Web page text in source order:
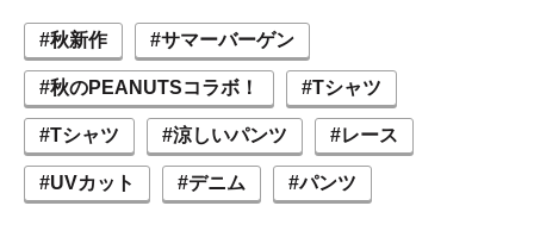
#秋新作 #サマーバーゲン
#秋のPEANUTSコラボ！ #Tシャツ
#Tシャツ #涼しいパンツ #レース
#UVカット #デニム #パンツ